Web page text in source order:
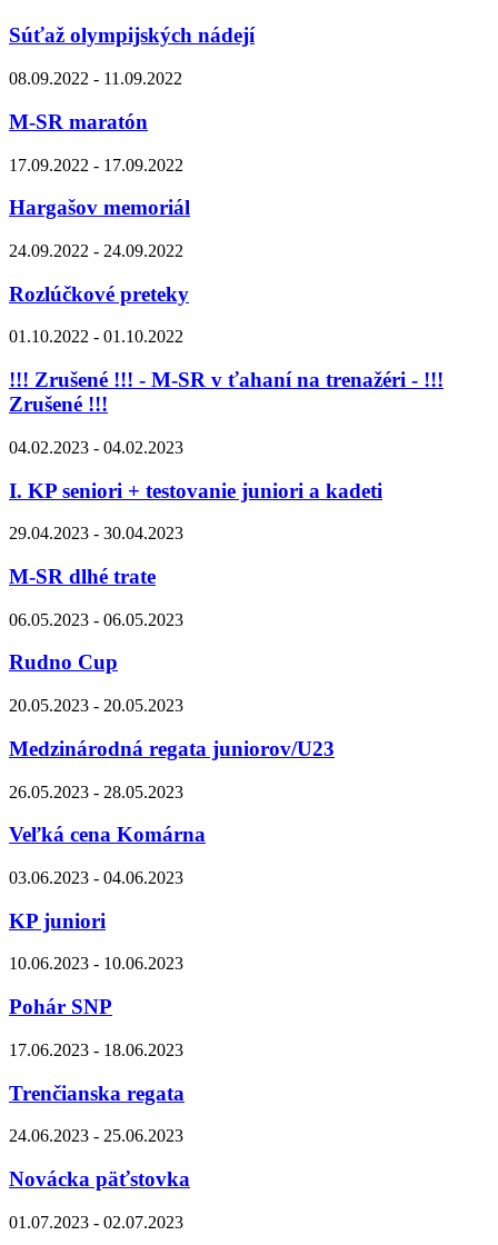
Súťaž olympijských nádejí
08.09.2022 - 11.09.2022
M-SR maratón
17.09.2022 - 17.09.2022
Hargašov memoriál
24.09.2022 - 24.09.2022
Rozlúčkové preteky
01.10.2022 - 01.10.2022
!!! Zrušené !!! - M-SR v ťahaní na trenažéri - !!!
Zrušené !!!
04.02.2023 - 04.02.2023
I. KP seniori + testovanie juniori a kadeti
29.04.2023 - 30.04.2023
M-SR dlhé trate
06.05.2023 - 06.05.2023
Rudno Cup
20.05.2023 - 20.05.2023
Medzinárodná regata juniorov/U23
26.05.2023 - 28.05.2023
Veľká cena Komárna
03.06.2023 - 04.06.2023
KP juniori
10.06.2023 - 10.06.2023
Pohár SNP
17.06.2023 - 18.06.2023
Trenčianska regata
24.06.2023 - 25.06.2023
Novácka päťstovka
01.07.2023 - 02.07.2023